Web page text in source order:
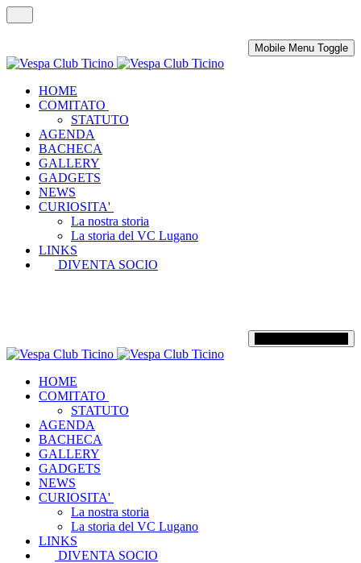
Mobile Menu Toggle
HOME
COMITATO
STATUTO
AGENDA
BACHECA
GALLERY
GADGETS
NEWS
CURIOSITA'
La nostra storia
La storia del VC Lugano
LINKS
DIVENTA SOCIO
HOME
COMITATO
STATUTO
AGENDA
BACHECA
GALLERY
GADGETS
NEWS
CURIOSITA'
La nostra storia
La storia del VC Lugano
LINKS
DIVENTA SOCIO